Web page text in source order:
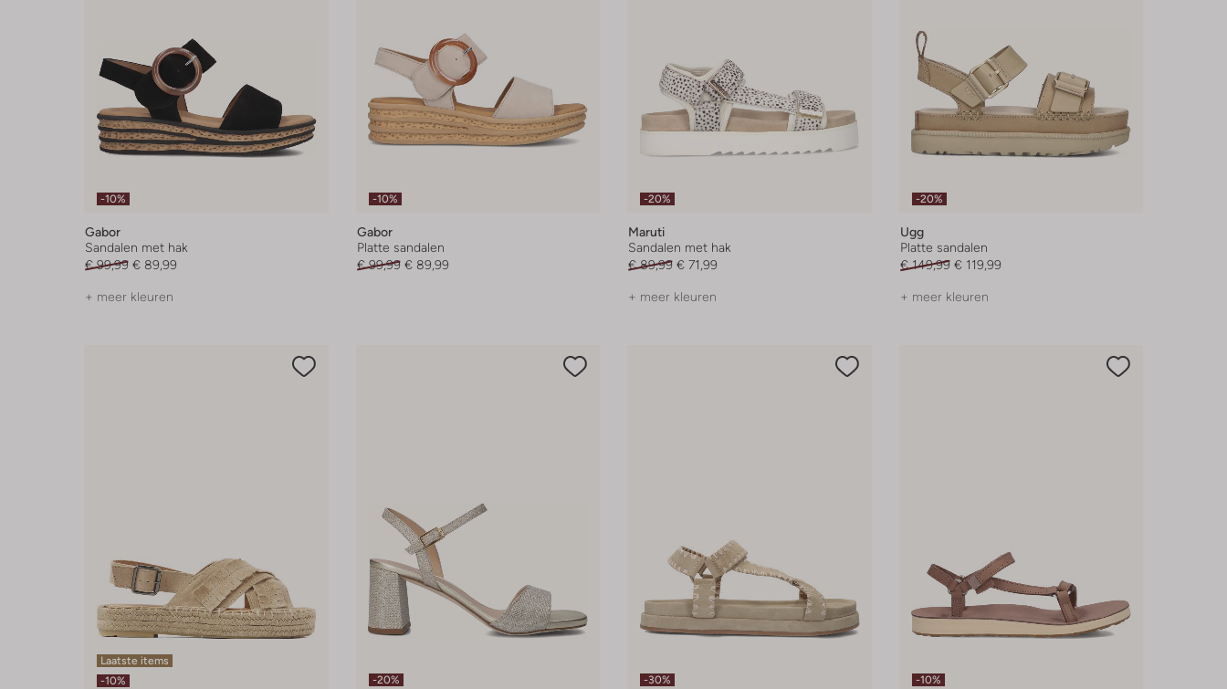
-10%
Gabor
Sandalen met hak
€ 99,99 € 89,99
+ meer kleuren
-10%
Gabor
Platte sandalen
€ 99,99 € 89,99
-20%
Maruti
Sandalen met hak
€ 89,99 € 71,99
+ meer kleuren
-20%
Ugg
Platte sandalen
€ 149,99 € 119,99
+ meer kleuren
Laatste items
-10%
-20% -30% -10%